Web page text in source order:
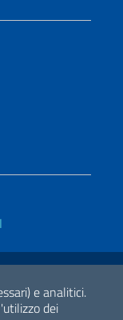
e analitici.
dei